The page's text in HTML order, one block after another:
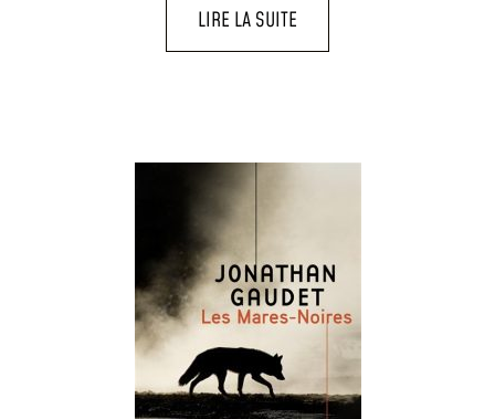
LIRE LA SUITE